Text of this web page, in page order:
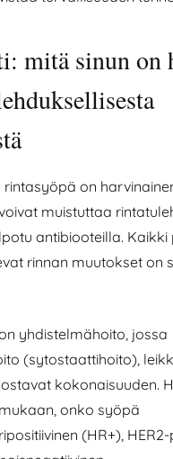
mitä sinun on
rintasyöpä on
muistuttaa
antibiooteilla. Kaikki
rinnan muutokset on
yhdistelmähoito, jossa
(sytostaattihoito),
kokonaisuuden.
onko syöpä
(HR+), HER2-